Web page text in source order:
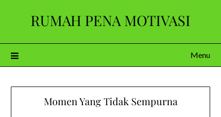
RUMAH PENA MOTIVASI
Menu
Momen Yang Tidak Sempurna